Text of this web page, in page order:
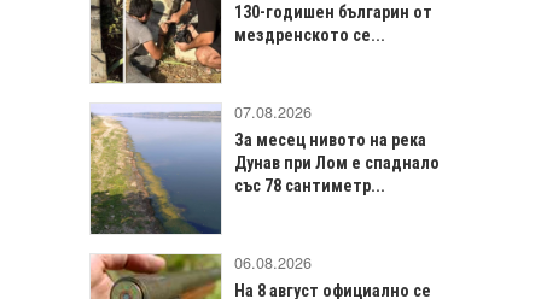
130-годишен българин от
мездренското се...
07.08.2026
За месец нивото на река
Дунав при Лом е спаднало
със 78 сантиметр...
06.08.2026
На 8 август официално се